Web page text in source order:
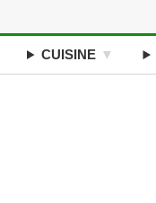
CUISINE